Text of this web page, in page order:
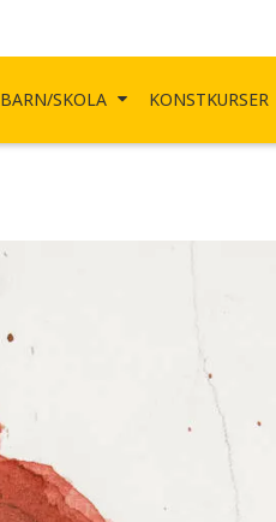
BARN/SKOLA KONSTKURSER